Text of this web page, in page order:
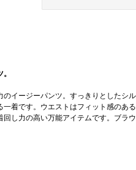
イージーパンツ。すっきりとしたシ
着です。ウエストはフィット感のあ
し力の高い万能アイテムです。ブラ